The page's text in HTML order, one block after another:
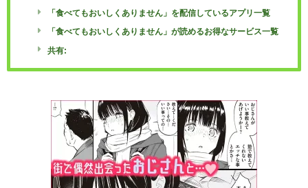
「食べてもおいしくありません」を配信しているアプリ一覧
「食べてもおいしくありません」が読めるお得なサービス一覧
共有: